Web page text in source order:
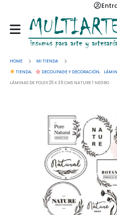
HOME
MI TIENDA
TIENDA, DECOUPAGE Y DECORACIÓN,
LÁMINAS DE FOLEX 25 X 35 CMS NATURE 1 NEGRO